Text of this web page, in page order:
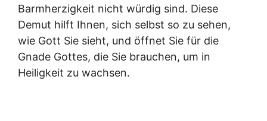
Barmherzigkeit nicht würdig sind. Diese
Demut hilft Ihnen, sich selbst so zu sehen,
wie Gott Sie sieht, und öffnet Sie für die
Gnade Gottes, die Sie brauchen, um in
Heiligkeit zu wachsen.